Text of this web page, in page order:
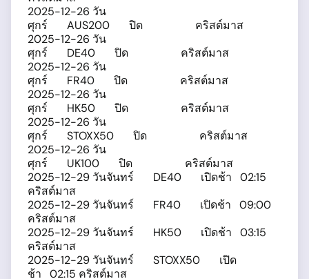
2025-12-26 วัน
ศุกร์ AUS200 ปิด คริสต์มาส
2025-12-26 วัน
ศุกร์ DE40 ปิด คริสต์มาส
2025-12-26 วัน
ศุกร์ FR40 ปิด คริสต์มาส
2025-12-26 วัน
ศุกร์ HK50 ปิด คริสต์มาส
2025-12-26 วัน
ศุกร์ STOXX50 ปิด คริสต์มาส
2025-12-26 วัน
ศุกร์ UK100 ปิด คริสต์มาส
2025-12-29 วันจันทร์ DE40 เปิดช้า 02:15
คริสต์มาส
2025-12-29 วันจันทร์ FR40 เปิดช้า 09:00
คริสต์มาส
2025-12-29 วันจันทร์ HK50 เปิดช้า 03:15
คริสต์มาส
2025-12-29 วันจันทร์ STOXX50 เปิด
ช้า 02:15 คริสต์มาส